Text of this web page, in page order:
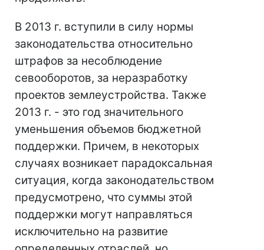
В 2013 г. вступили в силу нормы
законодательства относительно
штрафов за несоблюдение
севооборотов, за неразработку
проектов землеустройства. Также
2013 г. - это год значительного
уменьшения объемов бюджетной
поддержки. Причем, в некоторых
случаях возникает парадоксальная
ситуация, когда законодательством
предусмотрено, что суммы этой
поддержки могут направляться
исключительно на развитие